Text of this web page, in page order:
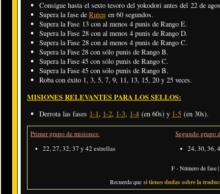
Consigue hasta el sexto tesoro del yokodori antes del 22 de
Supera la fase de Ruten en 60 segundos.
Supera la Fase 13 con al menos 4 punis de Rango E.
Supera la Fase 28 con al menos 4 punis de Rango D.
Supera la Fase 28 con al menos 4 punis de Rango C.
Supera la Fase 28 con sólo punis de Rango B.
Supera la Fase 45 con sólo punis de Rango C.
Supera la Fase 45 con sólo punis de Rango B.
Roba con éxito 1, 3, 5, 7, 9, 11, 13, 15, 20 y 25 veces.
MISIONES RELEVANTES PARA LOS SELLOS:
Derrota las fases 1-1, 1-2, 1-3, 1-4 (en 60s) y 1-5 (en 30s).
Primer grupo de misiones:
22, 27, 32, 37 y 42 estrellas
Segundo grupo
24, 30, 36,
F - Número de fase
Recuerda que si tienes dudas sobre la